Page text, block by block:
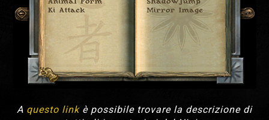
A questo linkè possibile trovare la descrizione di